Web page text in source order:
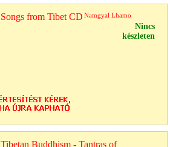
Songs from Tibet CD Namgyal Lhamo
Nincs
készleten
Tibetan Buddhism - Tantras of